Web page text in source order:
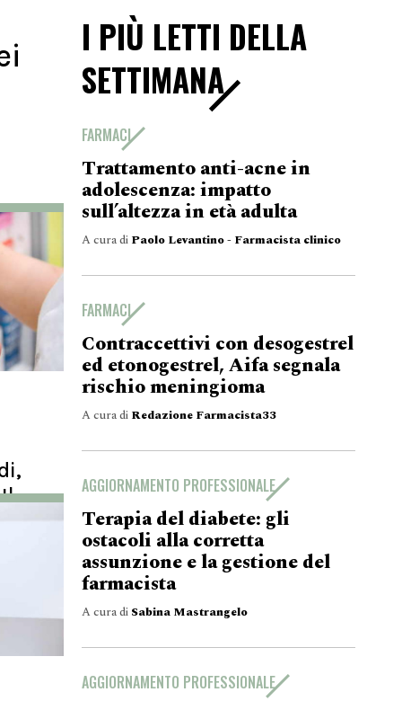
di
I PIÙ LETTI DELLA
SETTIMANA
FARMACI
Trattamento anti-acne in
adolescenza: impatto
sull’altezza in età adulta
A cura di Paolo Levantino - Farmacista clinico
FARMACI
Contraccettivi con desogestrel
ed etonogestrel, Aifa segnala
rischio meningioma
A cura di Redazione Farmacista33
AGGIORNAMENTO PROFESSIONALE
Terapia del diabete: gli
ostacoli alla corretta
assunzione e la gestione del
farmacista
A cura di Sabina Mastrangelo
AGGIORNAMENTO PROFESSIONALE